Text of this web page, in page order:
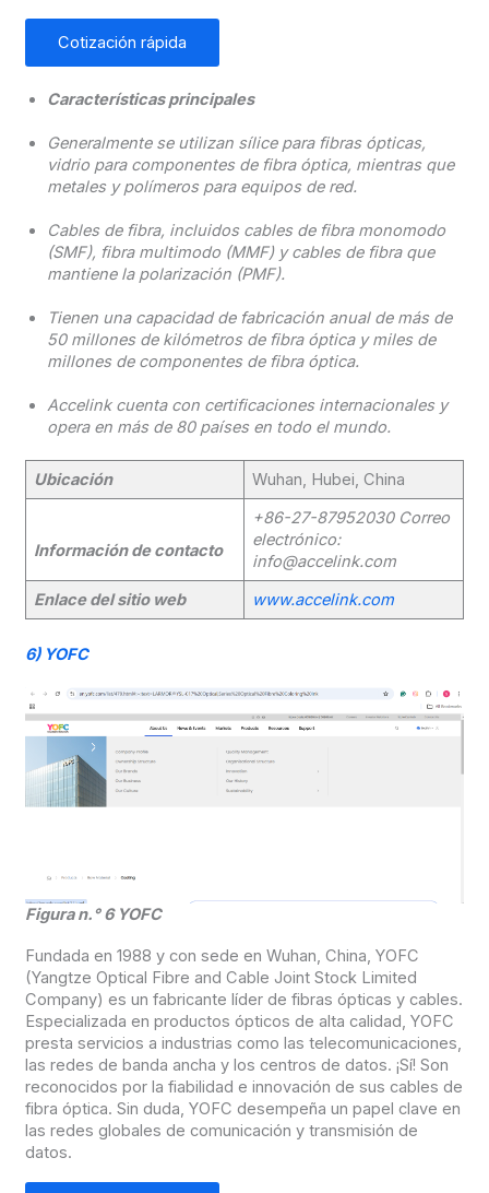
Cotización rápida
Características principales
Generalmente se utilizan sílice para fibras ópticas,
vidrio para componentes de fibra óptica, mientras que
metales y polímeros para equipos de red.
Cables de fibra, incluidos cables de fibra monomodo
(SMF), fibra multimodo (MMF) y cables de fibra que
mantiene la polarización (PMF).
Tienen una capacidad de fabricación anual de más de
50 millones de kilómetros de fibra óptica y miles de
millones de componentes de fibra óptica.
Accelink cuenta con certificaciones internacionales y
opera en más de 80 países en todo el mundo.
Ubicación Wuhan, Hubei, China
Información de contacto
+86-27-87952030 Correo
electrónico:
info@accelink.com
Enlace del sitio web
www.accelink.com
6) YOFC
Figura n.° 6 YOFC
Fundada en 1988 y con sede en Wuhan, China, YOFC
(Yangtze Optical Fibre and Cable Joint Stock Limited
Company) es un fabricante líder de fibras ópticas y cables.
Especializada en productos ópticos de alta calidad, YOFC
presta servicios a industrias como las telecomunicaciones,
las redes de banda ancha y los centros de datos. ¡Sí! Son
reconocidos por la fiabilidad e innovación de sus cables de
fibra óptica. Sin duda, YOFC desempeña un papel clave en
las redes globales de comunicación y transmisión de
datos.